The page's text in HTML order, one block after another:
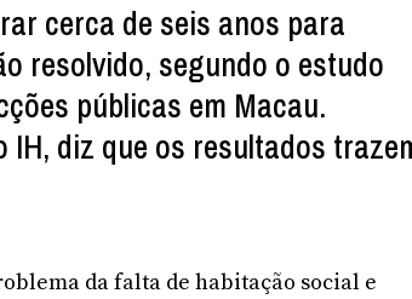
cerca de seis anos para
resolvido, segundo o estudo
públicas em Macau.
diz que os resultados
da falta de habitação social e